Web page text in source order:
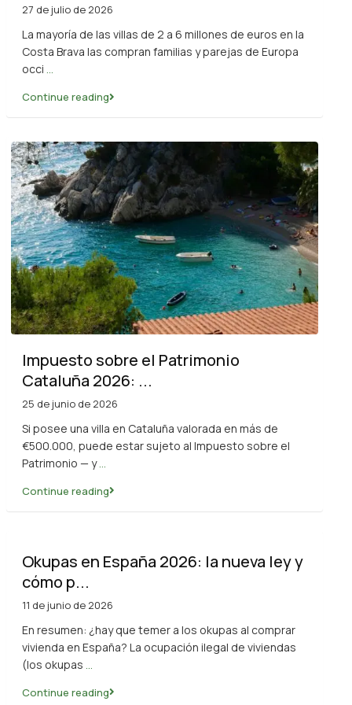
27 de julio de 2026
La mayoría de las villas de 2 a 6 millones de euros en la
Costa Brava las compran familias y parejas de Europa
occi ...
Continue reading
Impuesto sobre el Patrimonio
Cataluña 2026: ...
25 de junio de 2026
Si posee una villa en Cataluña valorada en más de
€500.000, puede estar sujeto al Impuesto sobre el
Patrimonio — y
Continue reading
Okupas en España 2026: la nueva ley y
cómo p...
11 de junio de 2026
En resumen: ¿hay que temer a los okupas al comprar
vivienda en España? La ocupación ilegal de viviendas
(los okupas
Continue reading